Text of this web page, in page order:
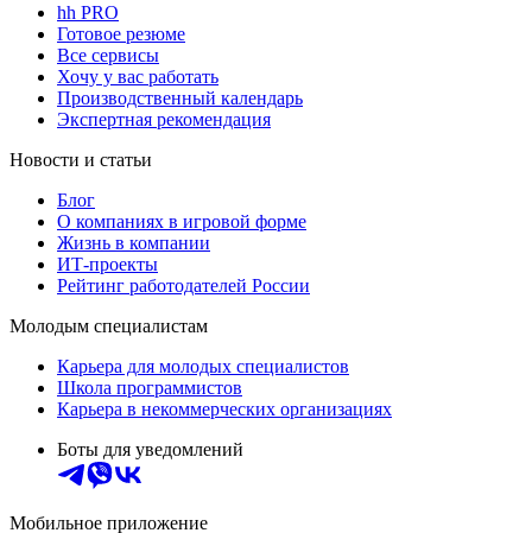
hh PRO
Готовое резюме
Все сервисы
Хочу у вас работать
Производственный календарь
Экспертная рекомендация
Новости и статьи
Блог
О компаниях в игровой форме
Жизнь в компании
ИТ-проекты
Рейтинг работодателей России
Молодым специалистам
Карьера для молодых специалистов
Школа программистов
Карьера в некоммерческих организациях
Боты для уведомлений
Мобильное приложение